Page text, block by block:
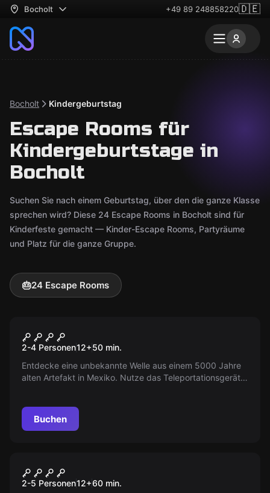
Bocholt +49 89 248858220🇩🇪
Bocholt Kindergeburtstag
Escape Rooms für
Kindergeburtstage in
Bocholt
Suchen Sie nach einem Geburtstag, über den die ganze Klasse
sprechen wird? Diese 24 Escape Rooms in Bocholt sind für
Kinderfeste gemacht — Kinder-Escape Rooms, Partyräume
und Platz für die ganze Gruppe.
🎂24 Escape Rooms
Jumpers
2-4 Personen12+50 min.
Entdecke eine unbekannte Welle aus einem 5000 Jahre
alten Artefakt in Mexiko. Nutze das Teleportationsgerät,
Interaktionen und 5 verschiedene Welten.
Buchen
Escape the lost Pyramid
2-5 Personen12+60 min.